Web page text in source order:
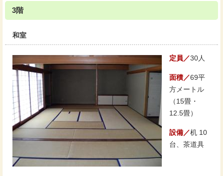
3階
和室
定員／30人
面積／69平
方メートル
（15畳・
12.5畳）
設備／机 10
台、茶道具